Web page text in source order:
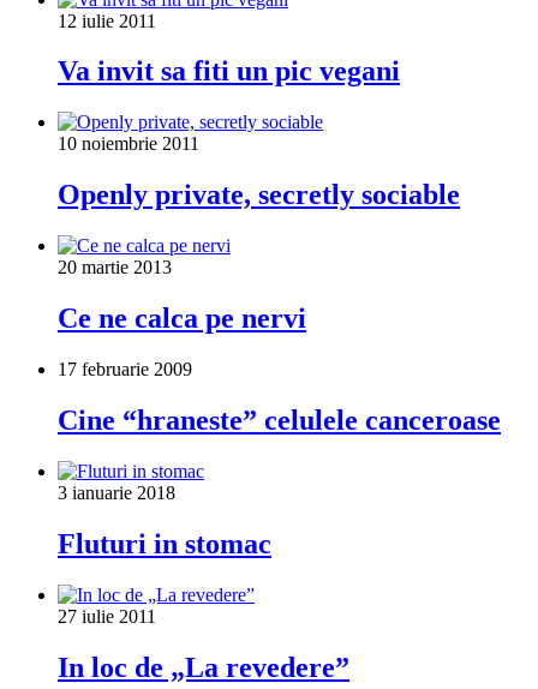
12 iulie 2011
Va invit sa fiti un pic vegani
10 noiembrie 2011
Openly private, secretly sociable
20 martie 2013
Ce ne calca pe nervi
17 februarie 2009
Cine “hraneste” celulele canceroase
3 ianuarie 2018
Fluturi in stomac
27 iulie 2011
In loc de „La revedere”